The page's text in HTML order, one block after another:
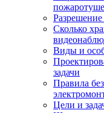
Сколько
Виды и
задачи
Правила
Цели и